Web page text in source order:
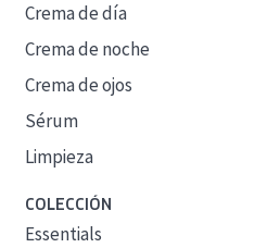
Crema de día
Crema de noche
Crema de ojos
Sérum
Limpieza
COLECCIÓN
Essentials